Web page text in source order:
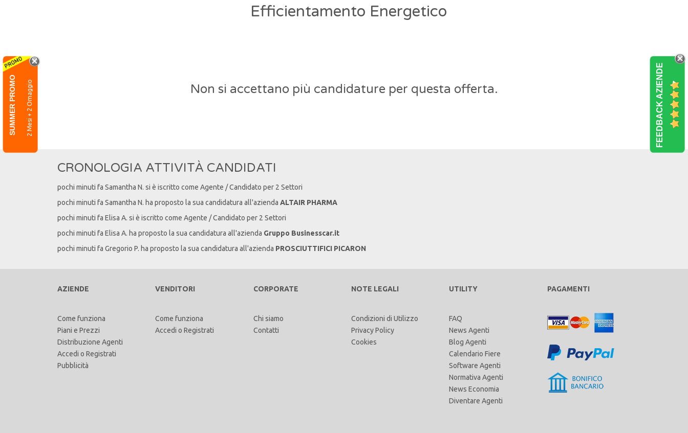
FEEDBACK AZIENDE
SUMMER PROMO 2 Mesi + 2 Omaggio
Efficientamento Energetico
Non si accettano più candidature per questa offerta.
CRONOLOGIA ATTIVITÀ CANDIDATI
pochi minuti fa Samantha N. si è iscritto come Agente / Candidato per 2 Settori
pochi minuti fa Samantha N. ha proposto la sua candidatura all'azienda ALTAIR PHARMA
pochi minuti fa Elisa A. si è iscritto come Agente / Candidato per 2 Settori
pochi minuti fa Elisa A. ha proposto la sua candidatura all'azienda Gruppo Businesscar.it
pochi minuti fa Gregorio P. ha proposto la sua candidatura all'azienda PROSCIUTTIFICI PICARON
AZIENDE
Come funziona
Piani e Prezzi
Distribuzione Agenti
Accedi o Registrati
Pubblicità
VENDITORI
Come funziona
Accedi oRegistrati
CORPORATE
Chi siamo
Contatti
NOTE LEGALI
Condizioni di Utilizzo
Privacy Policy
Cookies
UTILITY
FAQ
News Agenti
Blog Agenti
Calendario Fiere
Software Agenti
Normativa Agenti
News Economia
Diventare Agenti
PAGAMENTI